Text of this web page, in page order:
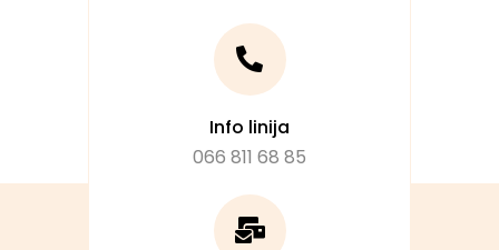
Info linija
066 811 68 85